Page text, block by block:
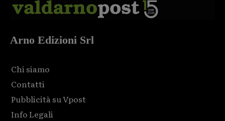
Arno Edizioni Srl
Chi siamo
Contatti
Pubblicità su Vpost
Info Legali